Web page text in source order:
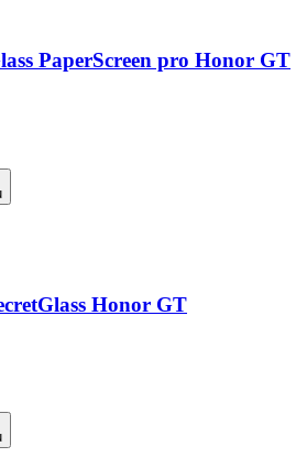
PaperScreen pro Honor GT
Honor GT